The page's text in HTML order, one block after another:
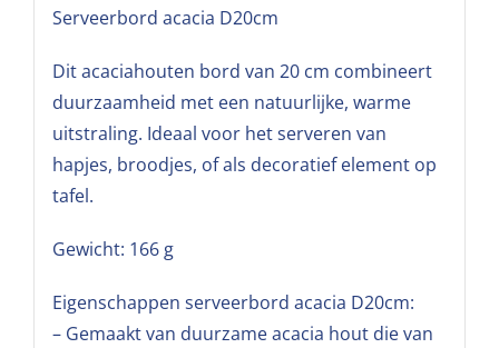
Serveerbord acacia D20cm
Dit acaciahouten bord van 20 cm combineert
duurzaamheid met een natuurlijke, warme
uitstraling. Ideaal voor het serveren van
hapjes, broodjes, of als decoratief element op
tafel.
Gewicht: 166 g
Eigenschappen serveerbord acacia D20cm:
– Gemaakt van duurzame acacia hout die van